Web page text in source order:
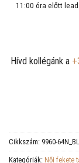
11:00 óra előtt
Hívd kollégánk a
Cikkszám: 9960-
Kategóriák: Női fekete